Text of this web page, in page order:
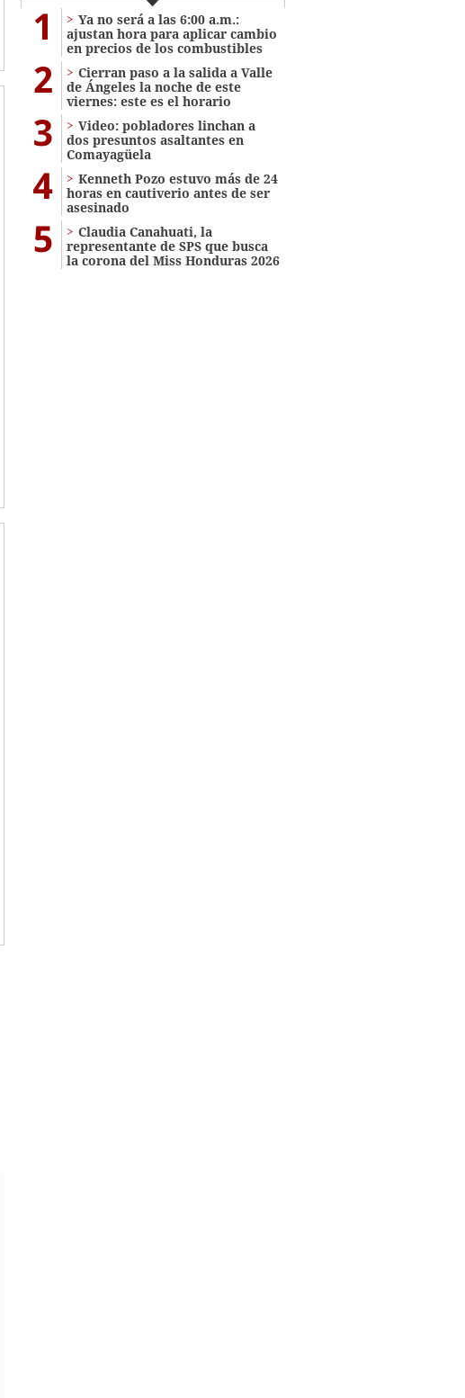
1
Ya no será a las 6:00 a.m.:
ajustan hora para aplicar cambio
en precios de los combustibles
2
Cierran paso a la salida a Valle
de Ángeles la noche de este
viernes: este es el horario
3
Video: pobladores linchan a
dos presuntos asaltantes en
Comayagüela
4
Kenneth Pozo estuvo más de 24
horas en cautiverio antes de ser
asesinado
5
Claudia Canahuati, la
representante de SPS que busca
la corona del Miss Honduras 2026